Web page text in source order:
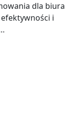
dla biura
i